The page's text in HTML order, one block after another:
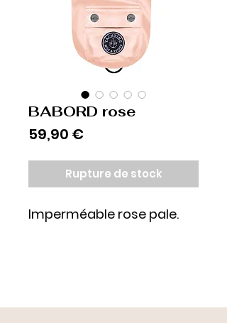
BABORD rose
59,90 €Prix
Rupture de stock
Imperméable rose pale.